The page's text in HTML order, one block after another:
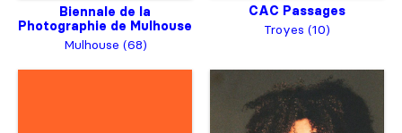
Biennale de la
Photographie de Mulhouse
Mulhouse (68)
CAC Passages
Troyes (10)